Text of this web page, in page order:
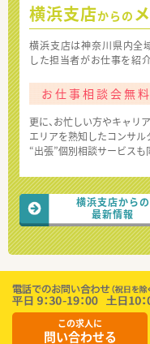
横浜支店からの
横浜支店は神奈川県内全
した担当者がお仕事を紹
お仕事相談会無料
更に、お忙しい方やキャリ
エリアを熟知したコンサル
“出張”個別相談サービスも
横浜支店からの
最新情報
この求人に
問い合わせる